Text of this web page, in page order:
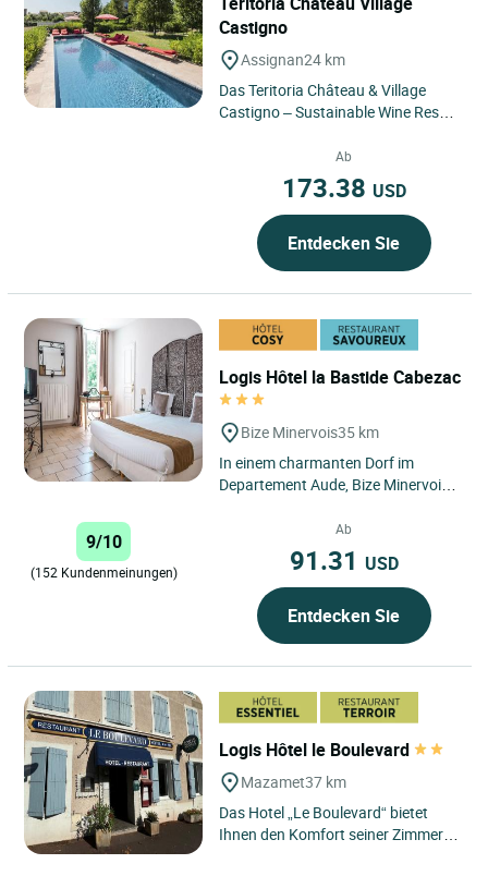
Castigno
Assignan24 km
Das Teritoria Château & Village
Castigno – Sustainable Wine Resort
weintouristischen...
Ab
173.38 USD
Entdecken Sie
Logis Hôtel la Bastide Cabezac
Bize Minervois35 km
In einem charmanten Dorf im
Departement Aude, Bize Minervois,
hübsch auf das Blau des...
9/10
(152 Kundenmeinungen)
Ab
91.31 USD
Entdecken Sie
Logis Hôtel le Boulevard
Mazamet37 km
Das Hotel „Le Boulevard“ bietet
Ihnen den Komfort seiner Zimmer